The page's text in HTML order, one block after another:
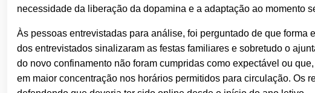
necessidade da liberação da dopamina e a adaptação ao momento
Às pessoas entrevistadas para análise, foi perguntado de que
dos entrevistados sinalizaram as festas familiares e sobretudo o
do novo confinamento não foram cumpridas como expectável ou
em maior concentração nos horários permitidos para circulação. Os